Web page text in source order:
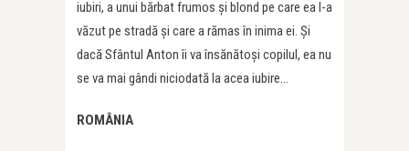
iubiri, a unui bărbat frumos şi blond pe care ea l-a
văzut pe stradă şi care a rămas în inima ei. Şi
dacă Sfântul Anton îi va însănătoşi copilul, ea nu
se va mai gândi niciodată la acea iubire…
ROMÂNIA